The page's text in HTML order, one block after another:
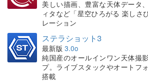
美しい描画、豊富な天体データ
ィタなど「星空ひろがる 楽しさ
レーション
ステラショット3
最新版 3.0o
純国産のオールインワン天体撮
プ。ライブスタックやオートフ
搭載